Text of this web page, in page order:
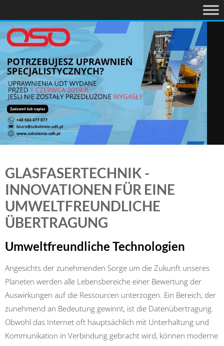
GLASFASERTECHNIK -
INNOVATIONEN FÜR EINE
UMWELTFREUNDLICHE
ÜBERTRAGUNG
Umweltfreundliche Technologien
Angesichts der zunehmenden Sorge um die Zukunft unseres
Planeten werden alle Lebensbereiche einer Bewertung der
Auswirkungen auf die Ressourcen unterzogen. Ein Bereich, der
zunehmend an Bedeutung gewinnt, ist die Datenübertragung.
Obwohl das Internet oft hauptsächlich mit Unterhaltung und
Kommunikation in Verbindung gebracht wird, können moderne